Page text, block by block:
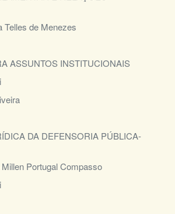
Telles de Menezes
ASSUNTOS INSTITUCIONAIS
DA DEFENSORIA PÚBLICA-
Portugal Compasso